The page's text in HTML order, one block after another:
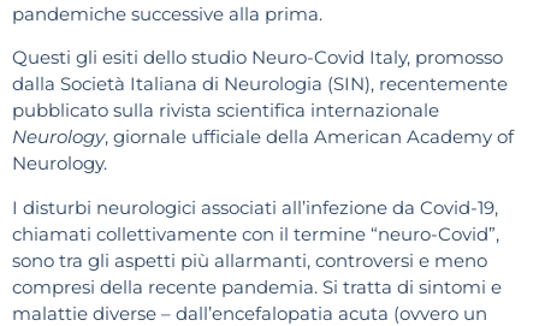
pandemiche successive alla prima.
Questi gli esiti dello studio Neuro-Covid Italy, promosso
dalla Società Italiana di Neurologia (SIN), recentemente
pubblicato sulla rivista scientifica internazionale
Neurology, giornale ufficiale della American Academy of
Neurology.
I disturbi neurologici associati all’infezione da Covid-19,
chiamati collettivamente con il termine “neuro-Covid”,
sono tra gli aspetti più allarmanti, controversi e meno
compresi della recente pandemia. Si tratta di sintomi e
malattie diverse – dall’encefalopatia acuta (ovvero un